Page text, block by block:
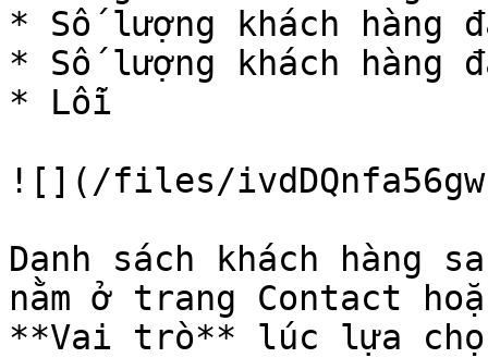
* Số lượng khách hàng
* Số lượng khách hàng
* Lỗi
![](/files/
Danh sách khách hàng
nằm ở trang Contact
**Vai trò** lúc lựa